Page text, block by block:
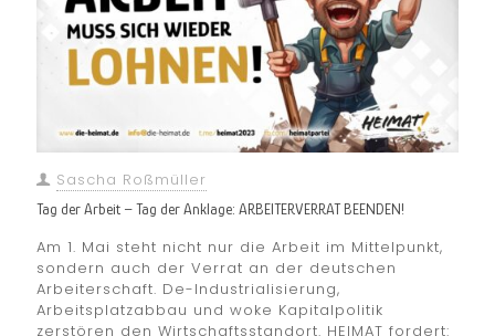
Sascha Roßmüller
Tag der Arbeit – Tag der Anklage: ARBEITERVERRAT BEENDEN!
Am 1. Mai steht nicht nur die Arbeit im Mittelpunkt,
sondern auch der Verrat an der deutschen
Arbeiterschaft. De-Industrialisierung,
Arbeitsplatzabbau und woke Kapitalpolitik
zerstören den Wirtschaftsstandort. HEIMAT fordert: